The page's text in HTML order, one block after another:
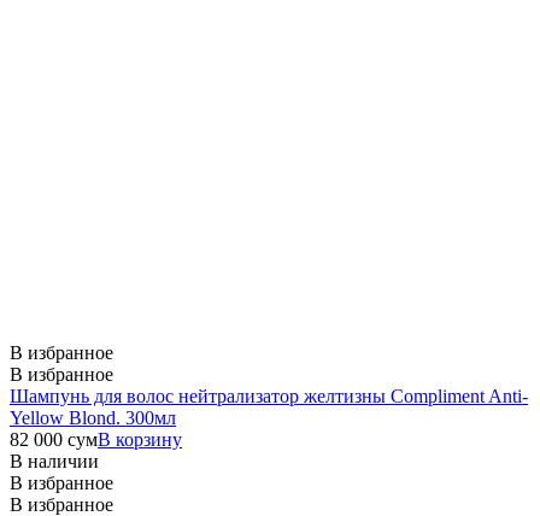
В избранное
В избранное
Шампунь для волос нейтрализатор желтизны Compliment Anti-
Yellow Blond. 300мл
82 000 сумВ корзину
В наличии
В избранное
В избранное